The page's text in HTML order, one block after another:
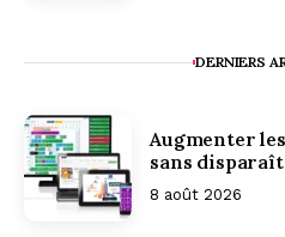
DERNIERS
Augmenter
sans
8 août 2026